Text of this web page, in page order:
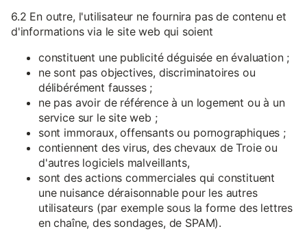
6.2 En outre, l'utilisateur ne fournira pas de contenu et
d'informations via le site web qui soient
constituent une publicité déguisée en évaluation ;
ne sont pas objectives, discriminatoires ou
délibérément fausses ;
ne pas avoir de référence à un logement ou à un
service sur le site web ;
sont immoraux, offensants ou pornographiques ;
contiennent des virus, des chevaux de Troie ou
d'autres logiciels malveillants,
sont des actions commerciales qui constituent
une nuisance déraisonnable pour les autres
utilisateurs (par exemple sous la forme des lettres
en chaîne, des sondages, de SPAM).